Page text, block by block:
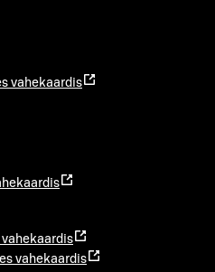
vahekaardis
vahekaardis
vahekaardis